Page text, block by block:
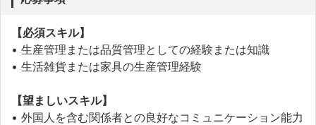
【必須スキル】
• 生産管理または品質管理としての経験または知識
• 生活雑貨または家具の生産管理経験
【望ましいスキル】
• 外国人を含む関係者との良好なコミュニケーション能力